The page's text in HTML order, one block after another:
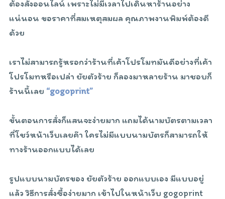
ต้องสั่งออนไลน์ เพราะไม่มีเวลาไปเดินหาร้านอย่าง
แน่นอน ขอราคาที่สมเหตุสมผล คุณภาพงานพิมพ์ต้องดี
ด้วย
เราไม่สามารถรู้หรอกว่าร้านที่เค้าโปรโมทมันดีอย่างที่เค้า
โปรโมทหรือเปล่า ยัยตัวร้าย ก็ลองมาหลายร้าน มาชอบก็
ร้านนี้เลย “gogoprint”
ขั้นตอนการสั่งก็แสนจะง่ายมาก แถมได้นามบัตรตามเวลา
ที่โชว์หน้าเว็บเลยค๊า ใครไม่มีแบบนามบัตรก็สามารถให้
ทางร้านออกแบบได้เลย
รูปแบบนามบัตรของ ยัยตัวร้าย ออกแบบเอง มีแบบอยู่
แล้ว วิธีการสั่งซื้อง่ายมาก เข้าไปในหน้าเว็บ gogoprint